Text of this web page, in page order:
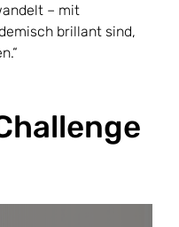
– mit
brillant sind,